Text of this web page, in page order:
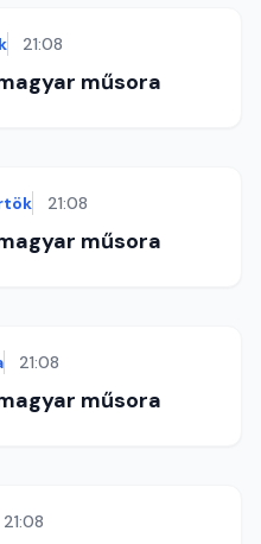
21:08
műsora
21:08
műsora
21:08
műsora
21:08